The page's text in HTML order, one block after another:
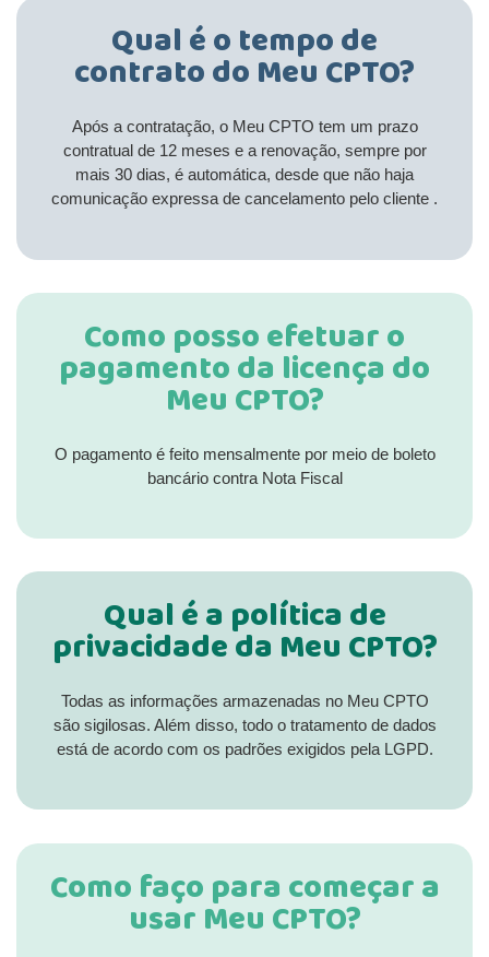
Qual é o tempo de
contrato do Meu CPTO?
Após a contratação, o Meu CPTO tem um prazo
contratual de 12 meses e a renovação, sempre por
mais 30 dias, é automática, desde que não haja
comunicação expressa de cancelamento pelo cliente .
Como posso efetuar o
pagamento da licença do
Meu CPTO?
O pagamento é feito mensalmente por meio de boleto
bancário contra Nota Fiscal
Qual é a política de
privacidade da Meu CPTO?
Todas as informações armazenadas no Meu CPTO
são sigilosas. Além disso, todo o tratamento de dados
está de acordo com os padrões exigidos pela LGPD.
Como faço para começar a
usar Meu CPTO?